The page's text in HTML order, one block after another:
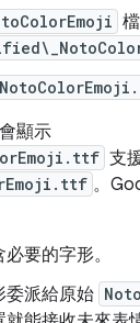
顯示
支
。
要的字形。
委派給原始